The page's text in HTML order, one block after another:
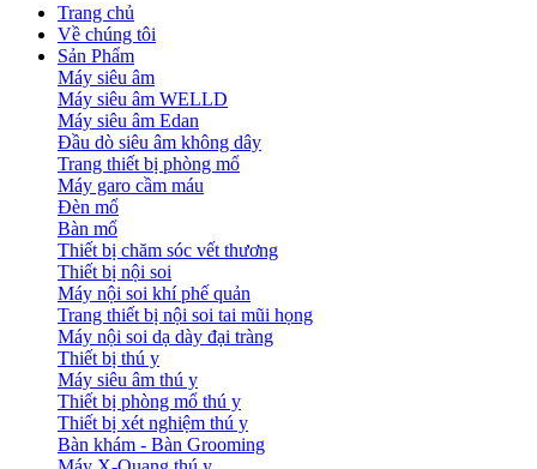
Trang chủ
Về chúng tôi
Sản Phẩm
Máy siêu âm
Máy siêu âm WELLD
Máy siêu âm Edan
Đầu dò siêu âm không dây
Trang thiết bị phòng mổ
Máy garo cầm máu
Đèn mổ
Bàn mổ
Thiết bị chăm sóc vết thương
Thiết bị nội soi
Máy nội soi khí phế quản
Trang thiết bị nội soi tai mũi họng
Máy nội soi dạ dày đại tràng
Thiết bị thú y
Máy siêu âm thú y
Thiết bị phòng mổ thú y
Thiết bị xét nghiệm thú y
Bàn khám - Bàn Grooming